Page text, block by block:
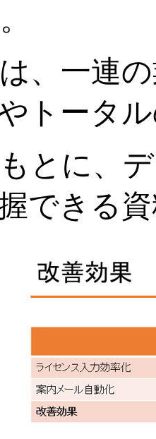
、一連
トータ
とに、
できる